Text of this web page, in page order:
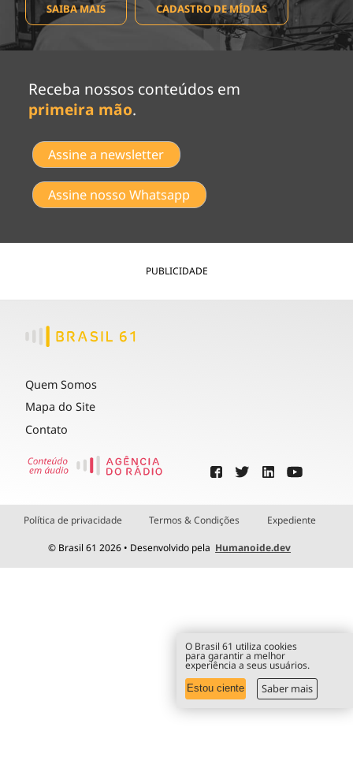
SAIBA MAIS CADASTRO DE MÍDIAS
Receba nossos conteúdos em
primeira mão.
Assine a newsletter
Assine nosso Whatsapp
PUBLICIDADE
Quem Somos
Mapa do Site
Contato
Política de privacidade Termos & Condições Expediente
© Brasil 61 2026 • Desenvolvido pela Humanoide.dev
O Brasil 61 utiliza cookies
para garantir a melhor
experiência a seus usuários.
Estou ciente Saber mais